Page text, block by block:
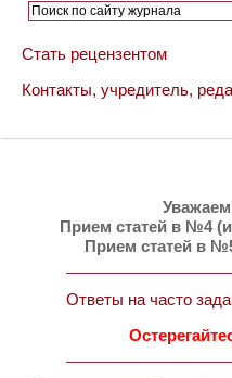
Стать рецензентом
Контакты, учредитель,
Прием статей в №4
Прием статей в
Ответы на часто